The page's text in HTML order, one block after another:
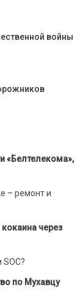
войны
«Белтелекома»,
– ремонт и
через
по Мухавцу